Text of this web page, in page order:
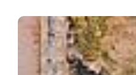
Hausboot mit Hund